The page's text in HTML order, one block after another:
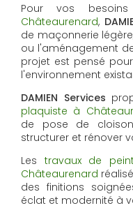
Pour vos
Châteaurenard,
de maçonnerie
ou l'aménagement
projet est pensé
l'environnement
DAMIEN Services
plaquiste à
de pose de
structurer et rénover
Les travaux de
Châteaurenard
des finitions
éclat et modernité à